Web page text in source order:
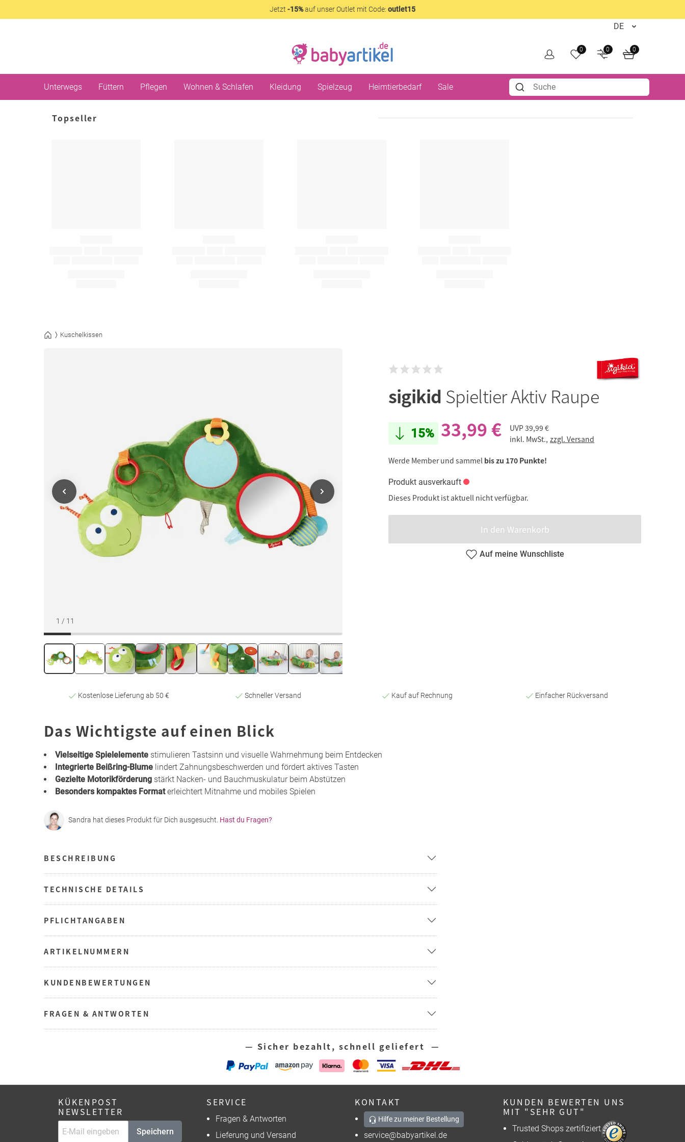
Jetzt -15%auf unser Outlet mit Code: outlet15
0 0 0
Unterwegs Füttern Pflegen Wohnen & Schlafen Kleidung Spielzeug Heimtierbedarf Sale
Topseller
Kuschelkissen
1 / 11
sigikid Spieltier Aktiv Raupe
15% 33,99 € UVP39,99 €
inkl. MwSt., zzgl. Versand
Werde Member und sammel bis zu 170 Punkte!
Produkt ausverkauft
Dieses Produkt ist aktuell nicht verfügbar.
In den Warenkorb
Auf meine Wunschliste
Kostenlose Lieferung ab 50 € Schneller Versand Kauf auf Rechnung Einfacher Rückversand
Das Wichtigste auf einen Blick
Vielseitige Spielelemente stimulieren Tastsinn und visuelle Wahrnehmung beim Entdecken
Integrierte Beißring-Blume lindert Zahnungsbeschwerden und fördert aktives Tasten
Gezielte Motorikförderung stärkt Nacken- und Bauchmuskulatur beim Abstützen
Besonders kompaktes Formaterleichtert Mitnahme und mobiles Spielen
Sandra hat dieses Produkt für Dich ausgesucht. Hast du Fragen?
BESCHREIBUNG
TECHNISCHE DETAILS
PFLICHTANGABEN
ARTIKELNUMMERN
KUNDENBEWERTUNGEN
FRAGEN & ANTWORTEN
— Sicher bezahlt, schnell geliefert —
KÜKENPOST
NEWSLETTER
Speichern
SERVICE
Fragen & Antworten
Lieferung und Versand
KONTAKT
Hilfe zu meiner Bestellung
service@babyartikel.de
KUNDEN BEWERTEN UNS
MIT "SEHR GUT"
Trusted Shops zertifiziert